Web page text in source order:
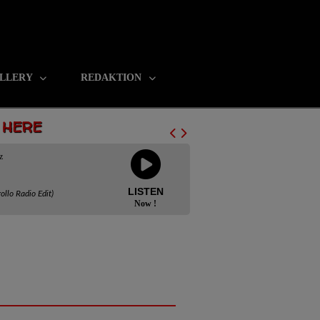
REDAKTION
LISTEN
Now !
Radio Edit)